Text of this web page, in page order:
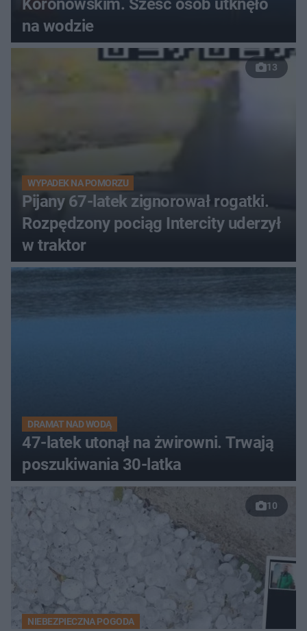
Koronowskim. Sześć osób utknęło
na wodzie
13
WYPADEK NA POMORZU
Pijany 67-latek zignorował rogatki.
Rozpędzony pociąg Intercity uderzył
w traktor
DRAMAT NAD WODĄ
47-latek utonął na żwirowni. Trwają
poszukiwania 30-latka
10
NIEBEZPIECZNA POGODA